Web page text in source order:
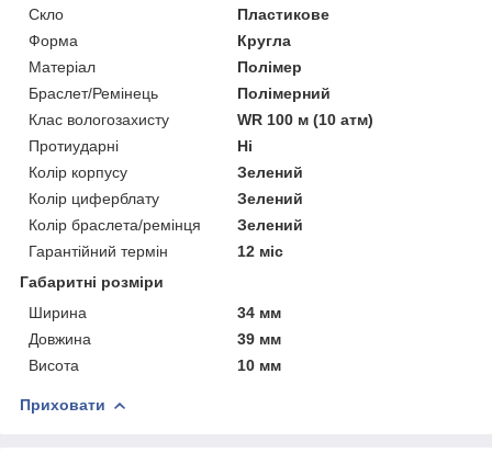
Скло
Пластикове
Форма
Кругла
Матеріал
Полімер
Браслет/Ремінець
Полімерний
Клас вологозахисту
WR 100 м (10 атм)
Протиударні
Ні
Колір корпусу
Зелений
Колір циферблату
Зелений
Колір браслета/ремінця
Зелений
Гарантійний термін
12 міс
Габаритні розміри
Ширина
34 мм
Довжина
39 мм
Висота
10 мм
Приховати